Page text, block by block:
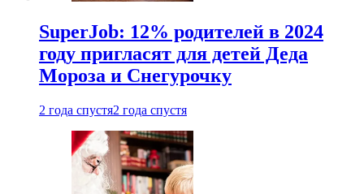
SuperJob: 12% родителей в 2024
году пригласят для детей Деда
Мороза и Снегурочку
2 года спустя2 года спустя